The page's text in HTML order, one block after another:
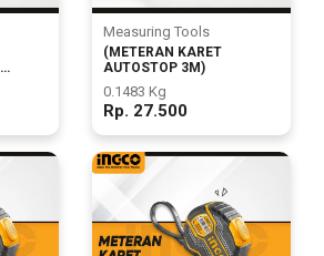
Measuring Tools
(METERAN KARET
AUTOSTOP 3M)
0.1483 Kg
Rp. 27.500